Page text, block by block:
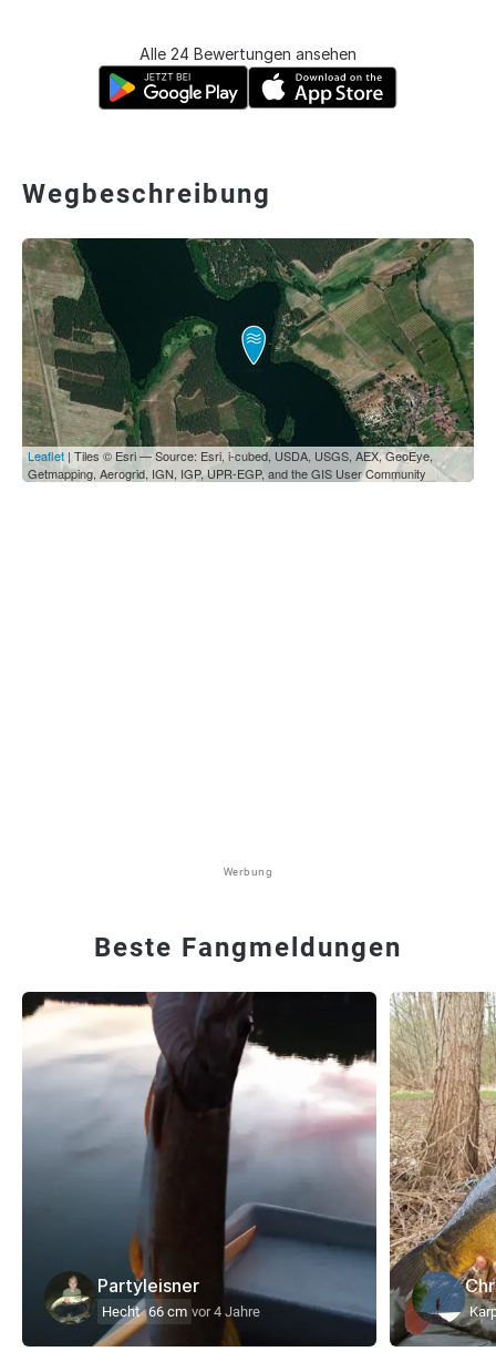
Alle 24 Bewertungen ansehen
Wegbeschreibung
Leaflet | Tiles © Esri — Source: Esri, i-cubed, USDA, USGS, AEX, GeoEye,
Getmapping, Aerogrid, IGN, IGP, UPR-EGP, and the GIS User Community
Werbung
Beste Fangmeldungen
Partyleisner
Hecht 66 cm vor 4 Jahre